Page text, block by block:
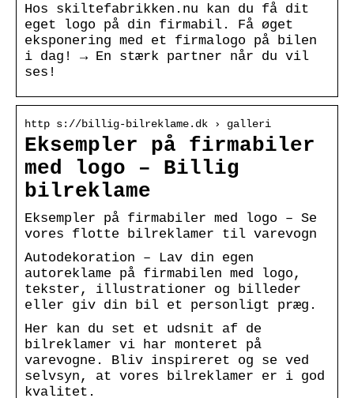
Hos skiltefabrikken.nu kan du få dit
eget logo på din firmabil. Få øget
eksponering med et firmalogo på bilen
i dag! → En stærk partner når du vil
ses!
http s://billig-bilreklame.dk › galleri
Eksempler på firmabiler
med logo – Billig
bilreklame
Eksempler på firmabiler med logo – Se
vores flotte bilreklamer til varevogn
Autodekoration – Lav din egen
autoreklame på firmabilen med logo,
tekster, illustrationer og billeder
eller giv din bil et personligt præg.
Her kan du set et udsnit af de
bilreklamer vi har monteret på
varevogne. Bliv inspireret og se ved
selvsyn, at vores bilreklamer er i god
kvalitet.